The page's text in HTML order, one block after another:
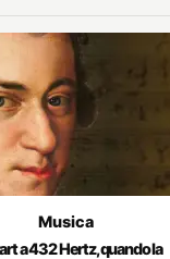
Musica
a 432 Hertz, quando la